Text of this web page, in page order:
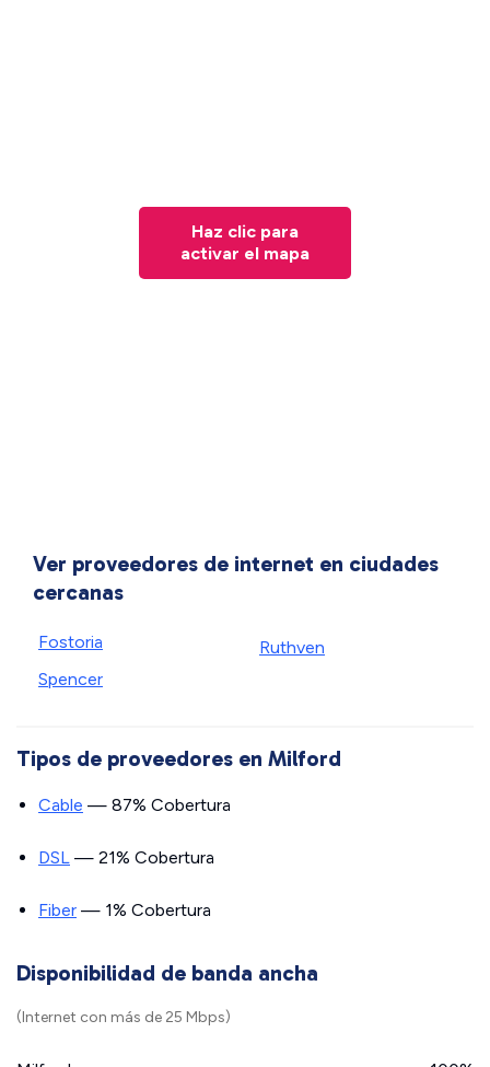
Haz clic para
activar el mapa
Ver proveedores de internet en ciudades
cercanas
Fostoria
Spencer
Ruthven
Tipos de proveedores en Milford
Cable — 87% Cobertura
DSL — 21% Cobertura
Fiber — 1% Cobertura
Disponibilidad de banda ancha
(Internet con más de 25 Mbps)